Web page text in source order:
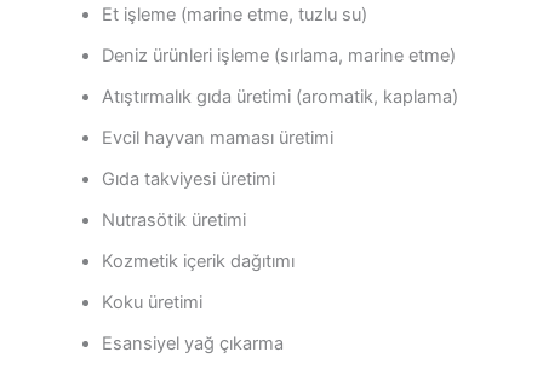
Et işleme (marine etme, tuzlu su)
Deniz ürünleri işleme (sırlama, marine etme)
Atıştırmalık gıda üretimi (aromatik, kaplama)
Evcil hayvan maması üretimi
Gıda takviyesi üretimi
Nutrasötik üretimi
Kozmetik içerik dağıtımı
Koku üretimi
Esansiyel yağ çıkarma